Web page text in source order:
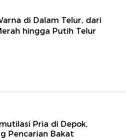
di Dalam Telur, dari
hingga Putih Telur
Pria di Depok,
Pencarian Bakat